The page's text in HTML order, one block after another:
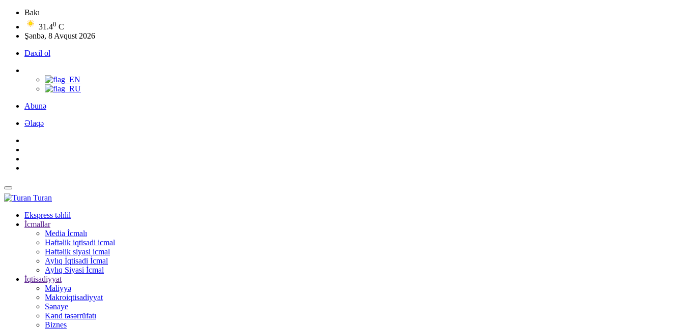
Bakı
31.40 C
Şənbə, 8 Avqust 2026
Daxil ol
Abunə
Əlaqə
Turan
Ekspress təhlil
İcmallar
Media İcmalı
Həftəlik iqtisadi icmal
Həftəlik siyasi icmal
Aylıq İqtisadi İcmal
Aylıq Siyasi İcmal
İqtisadiyyat
Maliyyə
Makroiqtisadiyyat
Sənaye
Kənd təsərrüfatı
Biznes